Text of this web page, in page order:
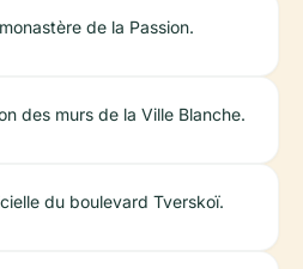
de la Passion.
des murs de la Ville Blanche.
du boulevard Tverskoï.